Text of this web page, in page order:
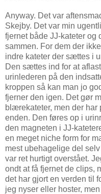
Anyway. Det var
Skejby. Det var min
fjernet både JJ-kateter og
sammen. For dem der
indre kateter der sættes i
Den sættes ind for at
urinlederen på den
kroppen så kan man jo
fjerner den igen. Det gør
blærekateter, men der har
enden. Den føres op i
den magneten i JJ-
en meget niche form for
mest ubehagelige del
var ret hurtigt overstået.
ondt at få fjernet de clips,
det har gjort en verden til
jeg nyser eller hoster,